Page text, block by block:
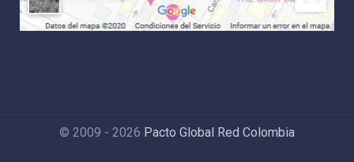
© 2009 - 2026 Pacto Global Red Colombia